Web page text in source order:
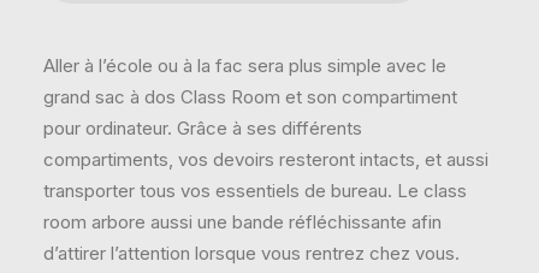
Aller à l’école ou à la fac sera plus simple avec le
grand sac à dos Class Room et son compartiment
pour ordinateur. Grâce à ses différents
compartiments, vos devoirs resteront intacts, et aussi
transporter tous vos essentiels de bureau. Le class
room arbore aussi une bande réfléchissante afin
d’attirer l’attention lorsque vous rentrez chez vous.